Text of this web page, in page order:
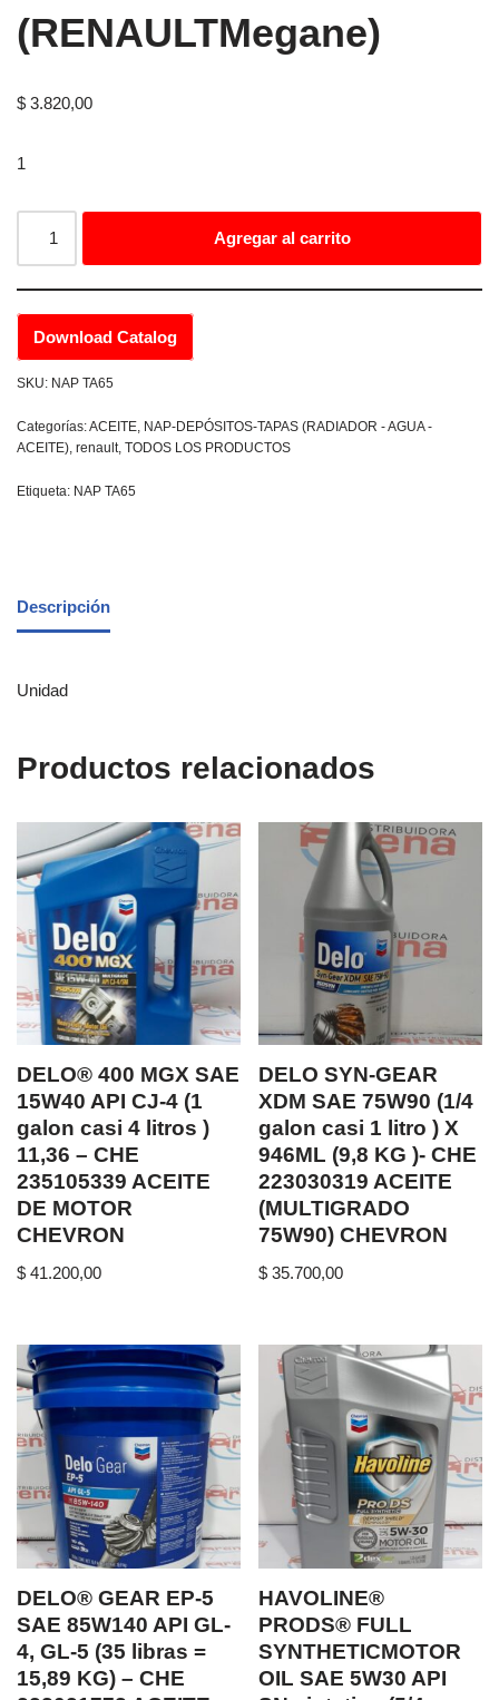
(RENAULTMegane)
$ 3.820,00
1
Agregar al carrito
Download Catalog
SKU: NAP TA65
Categorías:ACEITE NAP-DEPÓSITOS-TAPAS (RADIADOR - AGUA -
ACEITE) renault TODOS LOS PRODUCTOS
Etiqueta: NAP TA65
Descripción
Unidad
Productos relacionados
DELO® 400 MGX SAE
15W40 API CJ-4 (1
galon casi 4 litros )
11,36 – CHE
235105339 ACEITE
DE MOTOR
CHEVRON
$ 41.200,00
DELO SYN-GEAR
XDM SAE 75W90 (1/4
galon casi 1 litro ) X
946ML (9,8 KG )- CHE
223030319 ACEITE
(MULTIGRADO
75W90) CHEVRON
$ 35.700,00
DELO® GEAR EP-5
SAE 85W140 API GL-
4, GL-5 (35 libras =
15,89 KG) – CHE
HAVOLINE®
PRODS® FULL
SYNTHETICMOTOR
OIL SAE 5W30 API